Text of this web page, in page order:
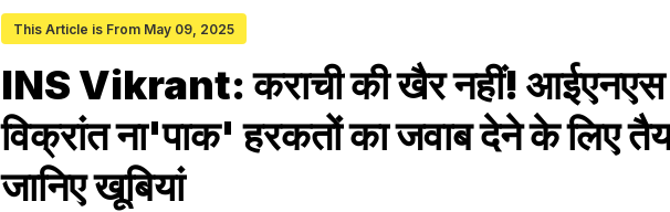
This Article is From May 09, 2025
INS Vikrant: कराची की खैर नहीं! आईएनएस
विक्रांत ना'पाक' हरकतों का जवाब देने के लिए
जानिए खूबियां